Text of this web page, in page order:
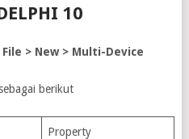
10
File > New > Multi-Device
berikut
Property